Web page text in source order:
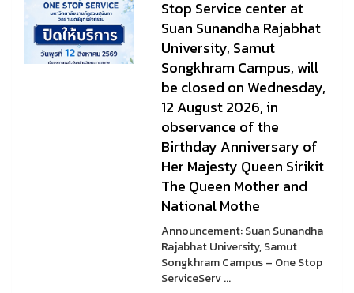
Stop Service center at
Suan Sunandha Rajabhat
University, Samut
Songkhram Campus, will
be closed on Wednesday,
12 August 2026, in
observance of the
Birthday Anniversary of
Her Majesty Queen Sirikit
The Queen Mother and
National Mothe
Announcement: Suan Sunandha
Rajabhat University, Samut
Songkhram Campus – One Stop
ServiceServ ...